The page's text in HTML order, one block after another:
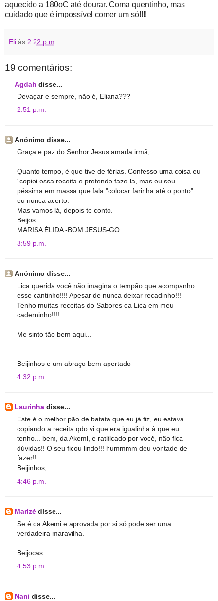
aquecido a 180oC até dourar. Coma quentinho, mas
cuidado que é impossível comer um só!!!!
Eli às 2:22 p.m.
19 comentários:
Agdah disse...
Devagar e sempre, não é, Eliana???
2:51 p.m.
Anónimo disse...
Graça e paz do Senhor Jesus amada irmã,
Quanto tempo, é que tive de férias. Confesso uma coisa eu
´copiei essa receita e pretendo faze-la, mas eu sou
péssima em massa que fala "colocar farinha até o ponto"
eu nunca acerto.
Mas vamos lá, depois te conto.
Beijos
MARISA ÉLIDA -BOM JESUS-GO
3:59 p.m.
Anónimo disse...
Lica querida você não imagina o tempão que acompanho
esse cantinho!!!! Apesar de nunca deixar recadinho!!!
Tenho muitas receitas do Sabores da Lica em meu
caderninho!!!!
Me sinto tão bem aqui...
Beijinhos e um abraço bem apertado
4:32 p.m.
Laurinha disse...
Este é o melhor pão de batata que eu já fiz, eu estava
copiando a receita qdo vi que era igualinha à que eu
tenho... bem, da Akemi, e ratificado por você, não fica
dúvidas!! O seu ficou lindo!!! hummmm deu vontade de
fazer!!
Beijinhos,
4:46 p.m.
Marizé disse...
Se é da Akemi e aprovada por si só pode ser uma
verdadeira maravilha.
Beijocas
4:53 p.m.
Nani disse...